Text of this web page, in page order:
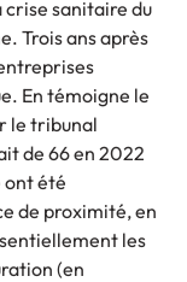
crise sanitaire du
Trois ans après
En témoigne le
le tribunal
de 66 en 2022
ont été
de proximité, en
les
(en